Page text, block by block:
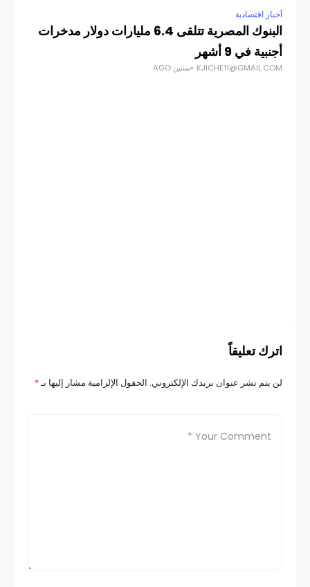
أخبار اقتصادية
البنوك المصرية تتلقى 6.4 مليارات دولار مدخرات
أجنبية في 9 أشهر
KJICHE11@GMAIL.COM سنتين AGO
اترك تعليقاً
لن يتم نشر عنوان بريدك الإلكتروني. الحقول الإلزامية مشار إليها بـ*